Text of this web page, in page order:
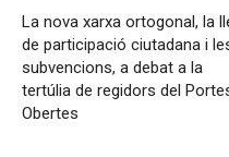
La nova xarxa ortogonal, la
de participació ciutadana i
subvencions, a debat a la
tertúlia de regidors del
Obertes